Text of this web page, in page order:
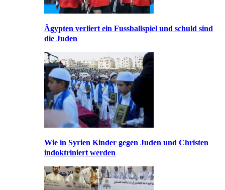
Ägypten verliert ein Fussballspiel und schuld sind
die Juden
Wie in Syrien Kinder gegen Juden und Christen
indoktriniert werden